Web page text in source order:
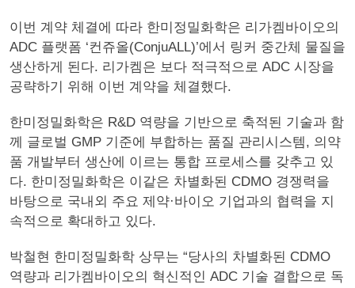
이번 계약 체결에 따라 한미정밀화학은 리가켐바이오의
ADC 플랫폼 ‘컨쥬올(ConjuALL)’에서 링커 중간체 물질을
생산하게 된다. 리가켐은 보다 적극적으로 ADC 시장을
공략하기 위해 이번 계약을 체결했다.
한미정밀화학은 R&D 역량을 기반으로 축적된 기술과 함
께 글로벌 GMP 기준에 부합하는 품질 관리시스템, 의약
품 개발부터 생산에 이르는 통합 프로세스를 갖추고 있
다. 한미정밀화학은 이같은 차별화된 CDMO 경쟁력을
바탕으로 국내외 주요 제약·바이오 기업과의 협력을 지
속적으로 확대하고 있다.
박철현 한미정밀화학 상무는 “당사의 차별화된 CDMO
역량과 리가켐바이오의 혁신적인 ADC 기술 결합으로 독